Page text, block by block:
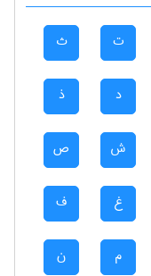
ت ث
د ذ
ش ص
غ ف
م ن